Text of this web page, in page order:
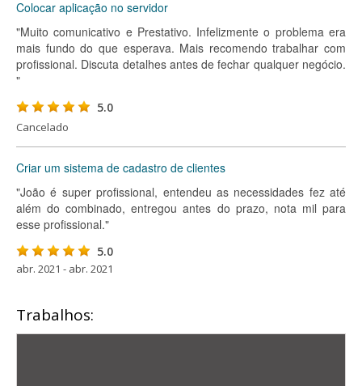
Colocar aplicação no servidor
"Muito comunicativo e Prestativo. Infelizmente o problema era
mais fundo do que esperava. Mais recomendo trabalhar com
profissional. Discuta detalhes antes de fechar qualquer negócio.
"
5.0
Cancelado
Criar um sistema de cadastro de clientes
"João é super profissional, entendeu as necessidades fez até
além do combinado, entregou antes do prazo, nota mil para
esse profissional."
5.0
abr. 2021 - abr. 2021
Trabalhos: